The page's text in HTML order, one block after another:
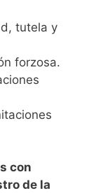
tutela y
forzosa.
con
de la